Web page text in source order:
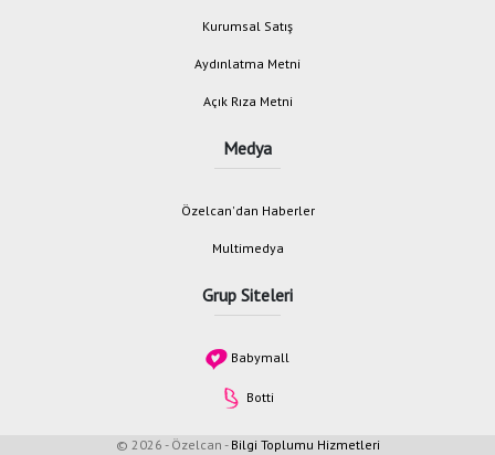
Kurumsal Satış
Aydınlatma Metni
Açık Rıza Metni
Medya
Özelcan'dan Haberler
Multimedya
Grup Siteleri
Babymall
Botti
© 2026 - Özelcan - Bilgi Toplumu Hizmetleri